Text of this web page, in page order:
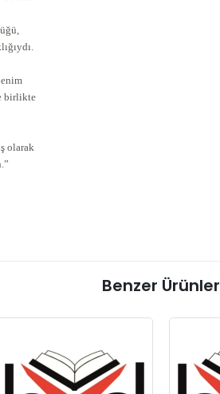
birlikte
olarak
Benzer Ürünler